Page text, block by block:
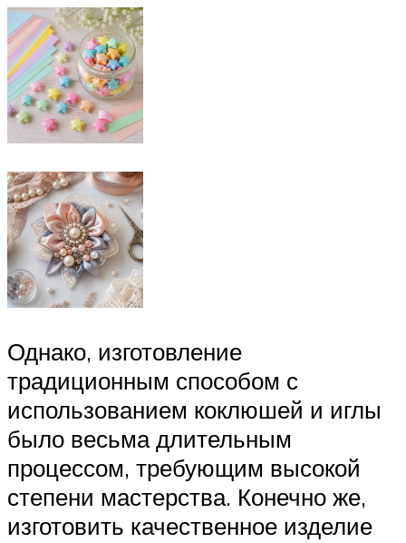
Однако, изготовление
традиционным способом с
использованием коклюшей и иглы
было весьма длительным
процессом, требующим высокой
степени мастерства. Конечно же,
изготовить качественное изделие